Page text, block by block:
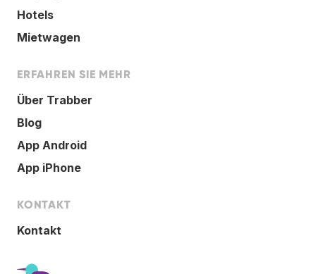
Hotels
Mietwagen
ERFAHREN SIE MEHR
Über Trabber
Blog
App Android
App iPhone
KONTAKT
Kontakt